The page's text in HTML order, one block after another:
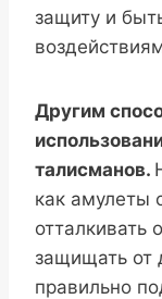
защиту и
Другим
талисманов.
как амулеты
отталкивать
защищать от
правильно